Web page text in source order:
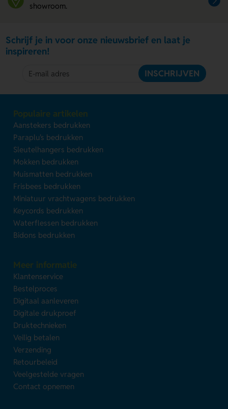
showroom.
Schrijf je in voor onze nieuwsbrief en laat je
inspireren!
INSCHRIJVEN
Populaire artikelen
Aanstekers bedrukken
Paraplu's bedrukken
Sleutelhangers bedrukken
Mokken bedrukken
Muismatten bedrukken
Frisbees bedrukken
Miniatuur vrachtwagens bedrukken
Keycords bedrukken
Waterflessen bedrukken
Bidons bedrukken
Meer informatie
Klantenservice
Bestelproces
Digitaal aanleveren
Digitale drukproef
Druktechnieken
Veilig betalen
Verzending
Retourbeleid
Veelgestelde vragen
Contact opnemen